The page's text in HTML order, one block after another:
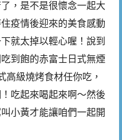
，是不是很懷念一起大
疫情後迎來的美食感動
就太掉以輕心喔！說到
到飽的赤富士日式無煙
高級燒烤食材任你吃，
吃起來喝起來啊～然後
小黃才能讓咱們一起開